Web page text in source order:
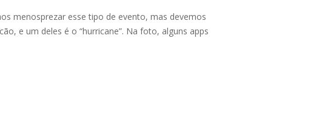
menosprezar esse tipo de evento, mas devemos
e um deles é o “hurricane”. Na foto, alguns apps